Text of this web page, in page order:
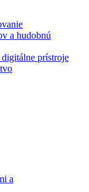
a hudobnú
prístroje
a